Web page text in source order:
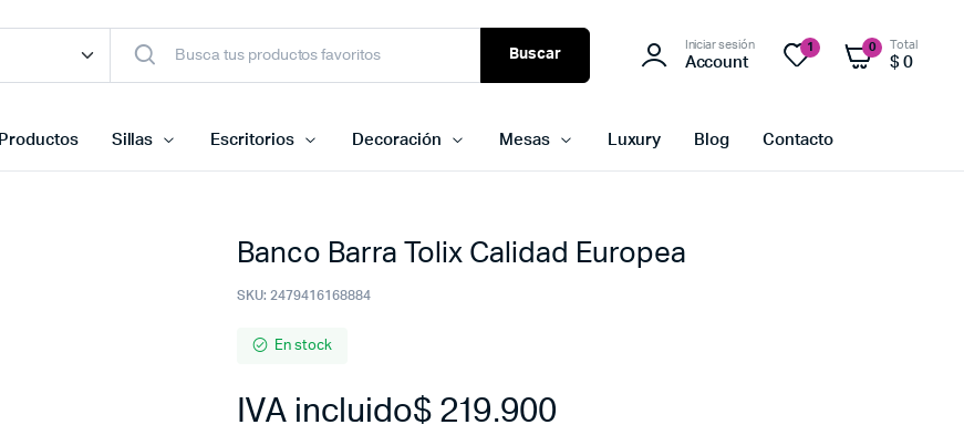
Buscar
Iniciar sesión
Account
1 0 Total
$ 0
Productos Sillas Escritorios Decoración Mesas Luxury Blog Contacto
Banco Barra Tolix Calidad Europea
SKU: 2479416168884
En stock
$219.900
IVA incluido